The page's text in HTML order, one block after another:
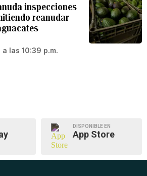
inspecciones
reanudar
las 10:39 p.m.
DISPONIBLE EN
App Store